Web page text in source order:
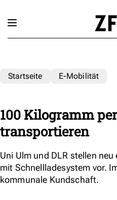
Startseite E-Mobilität
100 Kilogramm
transportieren
Uni Ulm und DLR stellen
mit Schnellladesystem vor.
kommunale Kundschaft.